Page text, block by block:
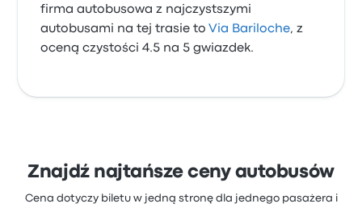
firma autobusowa z najczystszymi
autobusami na tej trasie to Via Bariloche, z
oceną czystości 4.5 na 5 gwiazdek.
Znajdź najtańsze ceny autobusów
Cena dotyczy biletu w jedną stronę dla jednego pasażera i